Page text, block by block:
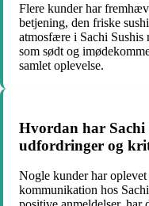
Flere kunder har
betjening, den friske
atmosfære i Sachi Sushis
som sødt og
samlet oplevelse.
Hvordan har Sachi
udfordringer og
Nogle kunder har
kommunikation hos